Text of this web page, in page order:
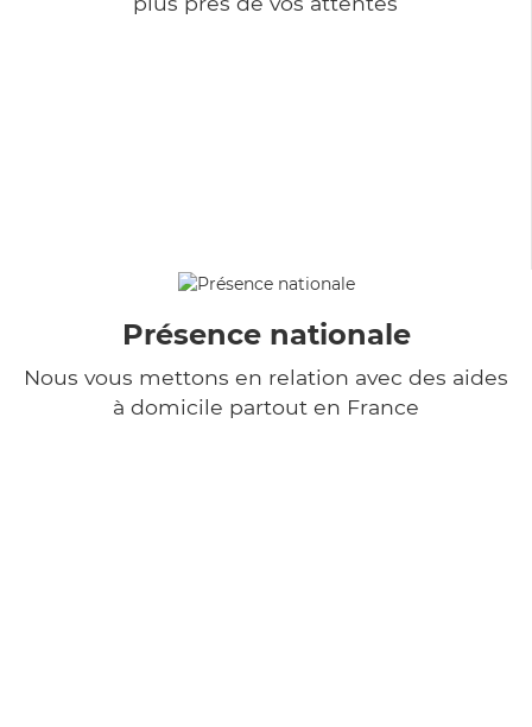
Présence nationale
Nous vous mettons en relation avec des aides
à domicile partout en France